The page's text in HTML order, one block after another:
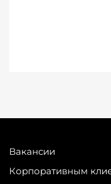
Вакансии
Корпоративным